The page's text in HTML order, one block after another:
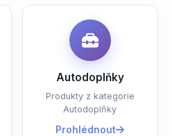
Autodoplňky
Produkty z kategorie
Autodoplňky
Prohlédnout